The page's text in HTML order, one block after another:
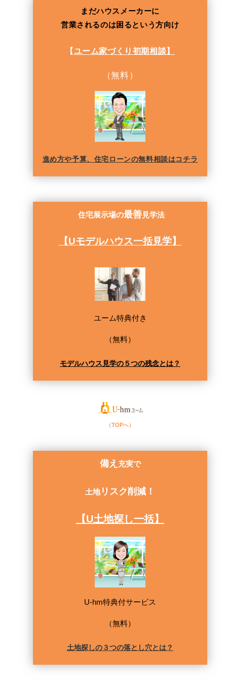
まだハウスメーカーに
営業されるのは困るという方向け
【ユーム家づくり初期相談】
（無料）
進め方や予算、住宅ローンの無料相談はコチラ
住宅展示場の最善見学法
【Uモデルハウス一括見学】
ユーム特典付き
（無料）
モデルハウス見学の５つの残念とは？
（TOPへ）
備え 充実で
土地リスク削減！
【U土地探し一括】
U-hm特典付サービス
（無料）
土地探しの３つの落とし穴とは？